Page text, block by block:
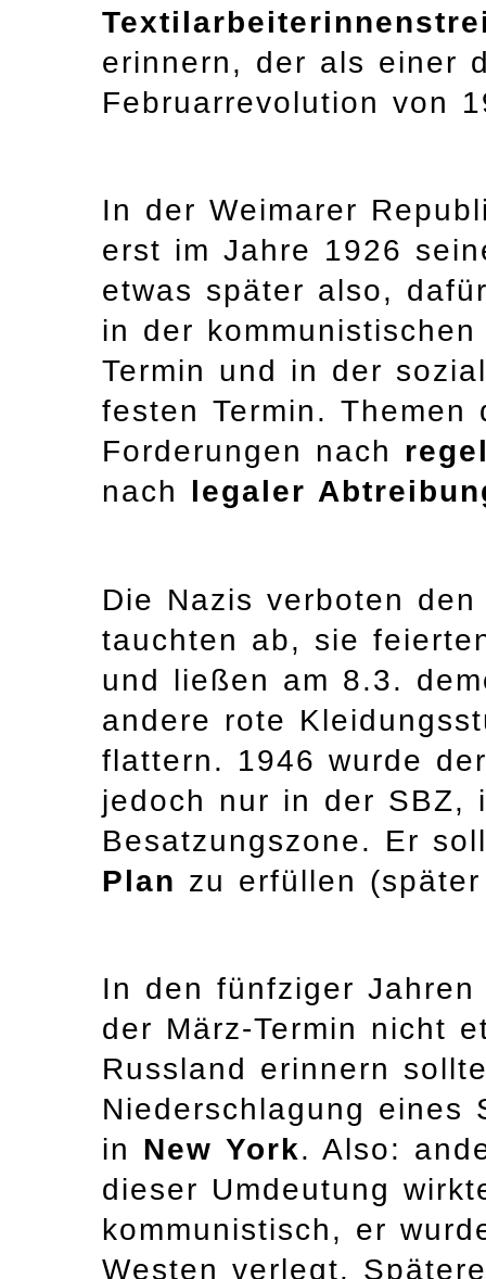
erinnern, der als einer
Februarrevolution von
In der Weimarer
erst im Jahre 1926
etwas später also,
in der
Termin und in der
festen Termin.
Forderungen nach
nach legaler
Die Nazis verboten
tauchten ab, sie
und ließen am 8.3.
andere rote
flattern. 1946 wurde
jedoch nur in der SBZ,
Besatzungszone. Er
Plan zu erfüllen
In den fünfziger
der März-Termin nicht
Russland erinnern
Niederschlagung eines
in New York. Also:
dieser Umdeutung
kommunistisch, er
Westen verlegt.